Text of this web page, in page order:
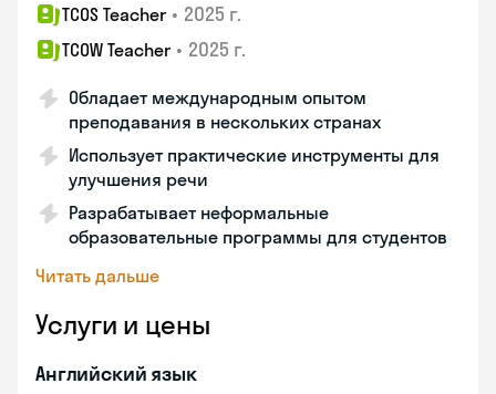
TCOS Teacher • 2025 г.
TCOW Teacher • 2025 г.
Обладает международным опытом
преподавания в нескольких странах
Использует практические инструменты для
улучшения речи
Разрабатывает неформальные
образовательные программы для студентов
Читать дальше
Услуги и цены
Английский язык